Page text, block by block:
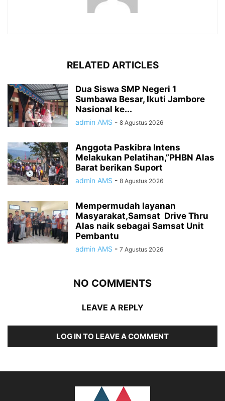
RELATED ARTICLES
Dua Siswa SMP Negeri 1
Sumbawa Besar, Ikuti Jambore
Nasional ke...
admin AMS - 8 Agustus 2026
Anggota Paskibra Intens
Melakukan Pelatihan,”PHBN Alas
Barat berikan Suport
admin AMS - 8 Agustus 2026
Mempermudah layanan
Masyarakat,Samsat Drive Thru
Alas naik sebagai Samsat Unit
Pembantu
admin AMS - 7 Agustus 2026
NO COMMENTS
LEAVE A REPLY
LOG IN TO LEAVE A COMMENT